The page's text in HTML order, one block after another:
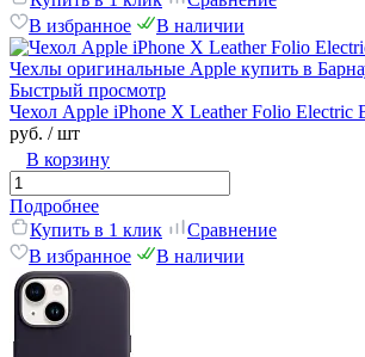
В избранное
В наличии
Быстрый просмотр
Чехол Apple iPhone X Leather Folio Electric
руб. / шт
В корзину
Подробнее
Купить в 1 клик
Сравнение
В избранное
В наличии